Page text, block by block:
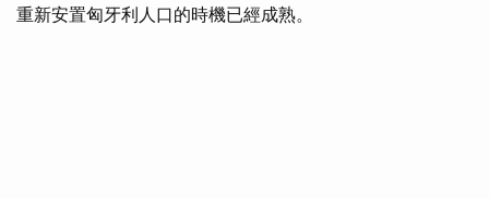
重新安置匈牙利人口的時機已經成熟。